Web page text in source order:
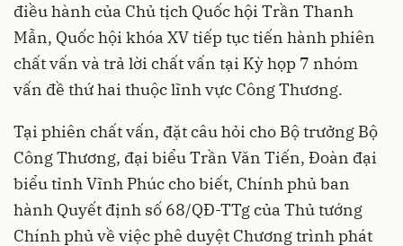
điều hành của Chủ tịch Quốc hội Trần Thanh
Mẫn, Quốc hội khóa XV tiếp tục tiến hành phiên
chất vấn và trả lời chất vấn tại Kỳ họp 7 nhóm
vấn đề thứ hai thuộc lĩnh vực Công Thương.
Tại phiên chất vấn, đặt câu hỏi cho Bộ trưởng Bộ
Công Thương, đại biểu Trần Văn Tiến, Đoàn đại
biểu tỉnh Vĩnh Phúc cho biết, Chính phủ ban
hành Quyết định số 68/QĐ-TTg của Thủ tướng
Chính phủ về việc phê duyệt Chương trình phát